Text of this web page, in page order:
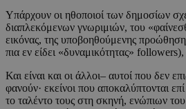
Υπάρχουν οι ηθοποιοί των δημοσίων
διαπλεκόμενων γνωριμιών, του
εικόνας, της υποβοηθούμενης
πια εν είδει «δυναμικότητας»
Και είναι και οι άλλοι– αυτοί που δεν
φανούν· εκείνοι που αποκαλύπτονται
το ταλέντο τους στη σκηνή, ενώπιων